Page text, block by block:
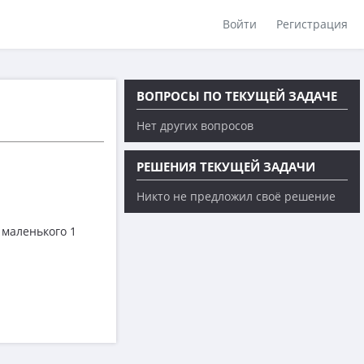
Войти Регистрация
1
ВОПРОСЫ ПО ТЕКУЩЕЙ ЗАДАЧЕ
Нет других вопросов
РЕШЕНИЯ ТЕКУЩЕЙ ЗАДАЧИ
Никто не предложил своё решение